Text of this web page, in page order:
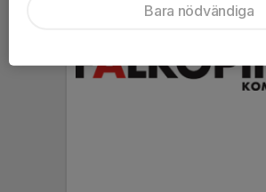
Bara nödvändiga